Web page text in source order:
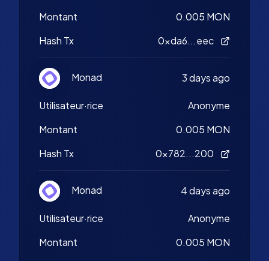
Montant
0.005 MON
Hash Tx
0xda6...eec
Monad 3 days ago
Utilisateur·rice
Anonyme
Montant
0.005 MON
Hash Tx
0x782...200
Monad 4 days ago
Utilisateur·rice
Anonyme
Montant
0.005 MON